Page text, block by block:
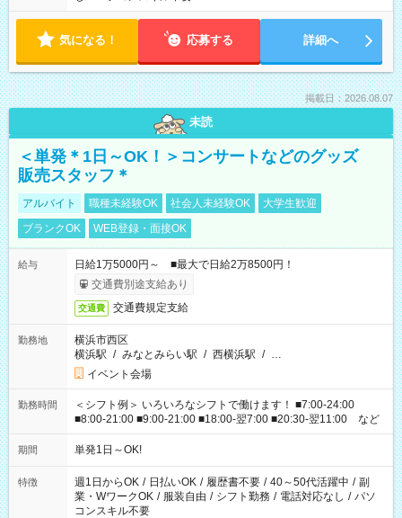
気になる！ 応募する 詳細へ
掲載日：2026.08.07
未読
＜単発＊1日～OK！＞コンサートなどのグッズ
販売スタッフ＊
アルバイト 職種未経験OK 社会人未経験OK
大学生歓迎
ブランクOK
WEB登録・面接OK
給与
日給1万5000円～ ■最大で日給2万8500円！
交通費別途支給あり
交通費 交通費規定支給
勤務地
横浜市西区
横浜駅 / みなとみらい駅 / 西横浜駅 / …
イベント会場
勤務時間
＜シフト例＞ いろいろなシフトで働けます！ ■7:00-24:00
■8:00-21:00 ■9:00-21:00 ■18:00-翌7:00 ■20:30-翌11:00 など
期間 単発1日～OK!
特徴 週1日からOK / 日払いOK / 履歴書不要 / 40～50代活躍中 / 副
業・WワークOK / 服装自由 / シフト勤務 / 電話対応なし / パソ
コンスキル不要